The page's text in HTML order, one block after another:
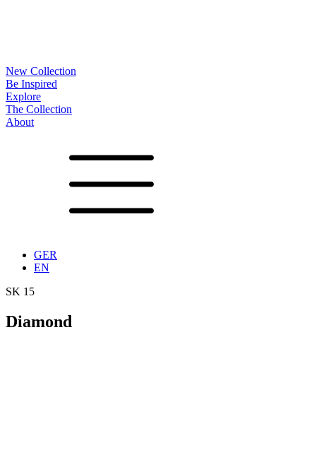
New Collection
Be Inspired
Explore
The Collection
About
SurfacesFramesOptions
ShowroomsContactDownloads
GER
EN
SK 15
Diamond